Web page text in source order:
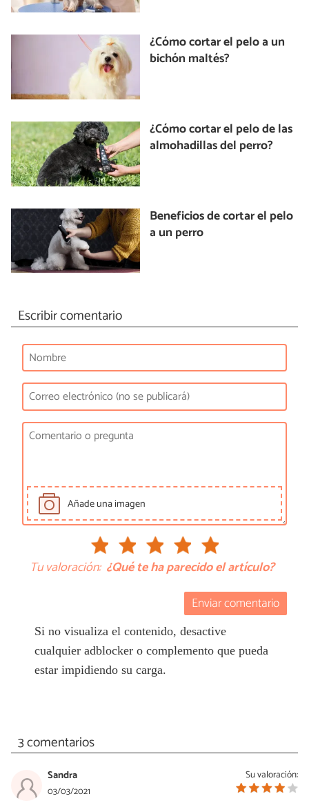
¿Cómo cortar el pelo a un
bichón maltés?
¿Cómo cortar el pelo de las
almohadillas del perro?
Beneficios de cortar el pelo
a un perro
Escribir comentario
Añade una imagen
Tu valoración: ¿Qué te ha parecido el artículo?
Enviar comentario
Si no visualiza el contenido, desactive
cualquier adblocker o complemento que pueda
estar impidiendo su carga.
3 comentarios
Su valoración:
Sandra
03/03/2021